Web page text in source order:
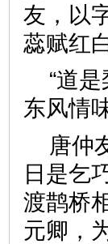
友，以
蕊赋红
“道
东风情
唐仲
日是乞
渡鹊桥
元卿，